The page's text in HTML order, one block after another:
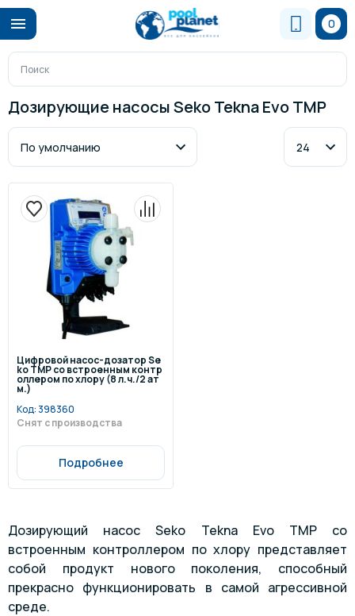
0
Дозирующие насосы Seko Tekna Evo TMP
Цифровой насос-дозатор Se
ko TMP со встроенным контр
оллером по хлору (8 л.ч./2 ат
м.)
Код:398360
Снят с производства
Подробнее
Дозирующий насос Seko Tekna Evo TMP со
встроенным контроллером по хлору представляет
собой продукт нового поколения, способный
прекрасно функционировать в самой агрессивной
среде.